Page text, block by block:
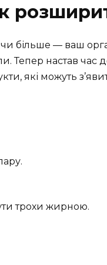
більше — ваш
Тепер настав час
які можуть
трохи жирною.